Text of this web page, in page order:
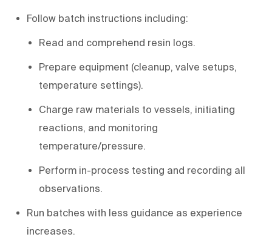
Follow batch instructions including:
Read and comprehend resin logs.
Prepare equipment (cleanup, valve setups,
temperature settings).
Charge raw materials to vessels, initiating
reactions, and monitoring
temperature/pressure.
Perform in-process testing and recording all
observations.
Run batches with less guidance as experience
increases.